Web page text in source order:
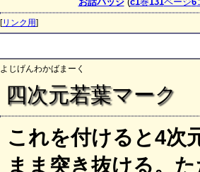
お話バッジ(c1巻131ページ6
[リンク用]
よじげんわかばまーく
四次元若葉マーク
これを付けると4次
まま突き抜ける。